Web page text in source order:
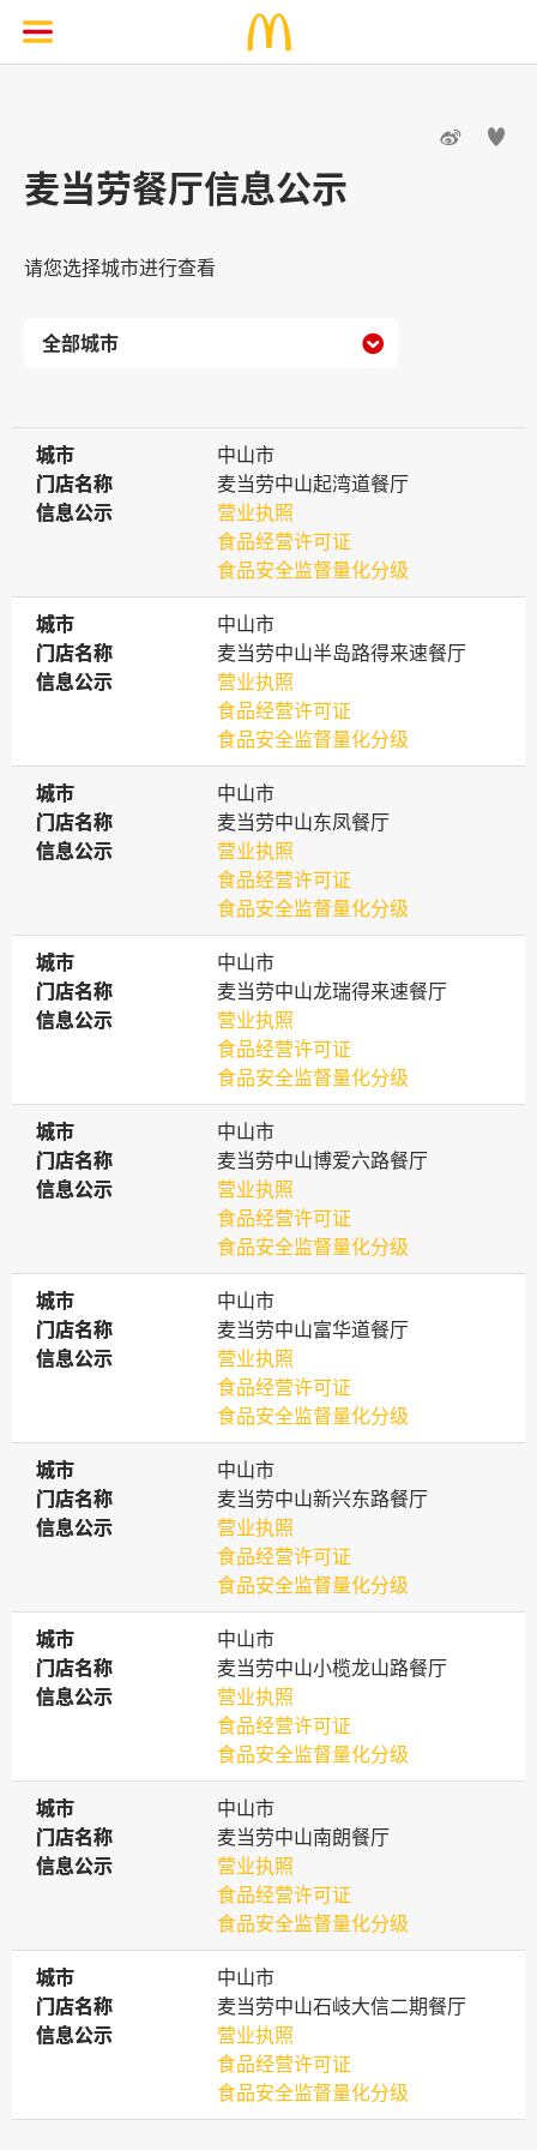
 
麦当劳餐厅信息公示
请您选择城市进行查看

城市
城市
中山市
门店名称
门店名称
麦当劳中山起湾道餐厅
信息公示
信息公示
营业执照
食品经营许可证
食品安全监督量化分级
城市
城市
中山市
门店名称
门店名称
麦当劳中山半岛路得来速餐厅
信息公示
信息公示
营业执照
食品经营许可证
食品安全监督量化分级
城市
城市
中山市
门店名称
门店名称
麦当劳中山东凤餐厅
信息公示
信息公示
营业执照
食品经营许可证
食品安全监督量化分级
城市
城市
中山市
门店名称
门店名称
麦当劳中山龙瑞得来速餐厅
信息公示
信息公示
营业执照
食品经营许可证
食品安全监督量化分级
城市
城市
中山市
门店名称
门店名称
麦当劳中山博爱六路餐厅
信息公示
信息公示
营业执照
食品经营许可证
食品安全监督量化分级
城市
城市
中山市
门店名称
门店名称
麦当劳中山富华道餐厅
信息公示
信息公示
营业执照
食品经营许可证
食品安全监督量化分级
城市
城市
中山市
门店名称
门店名称
麦当劳中山新兴东路餐厅
信息公示
信息公示
营业执照
食品经营许可证
食品安全监督量化分级
城市
城市
中山市
门店名称
门店名称
麦当劳中山小榄龙山路餐厅
信息公示
信息公示
营业执照
食品经营许可证
食品安全监督量化分级
城市
城市
中山市
门店名称
门店名称
麦当劳中山南朗餐厅
信息公示
信息公示
营业执照
食品经营许可证
食品安全监督量化分级
城市
城市
中山市
门店名称
门店名称
麦当劳中山石岐大信二期餐厅
信息公示
信息公示
营业执照
食品经营许可证
食品安全监督量化分级